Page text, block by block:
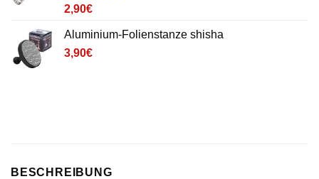
Noté4.9
sur
34
notations
client
2,90€
Aluminium-Folienstanze shisha
3,90€
BESCHREIBUNG